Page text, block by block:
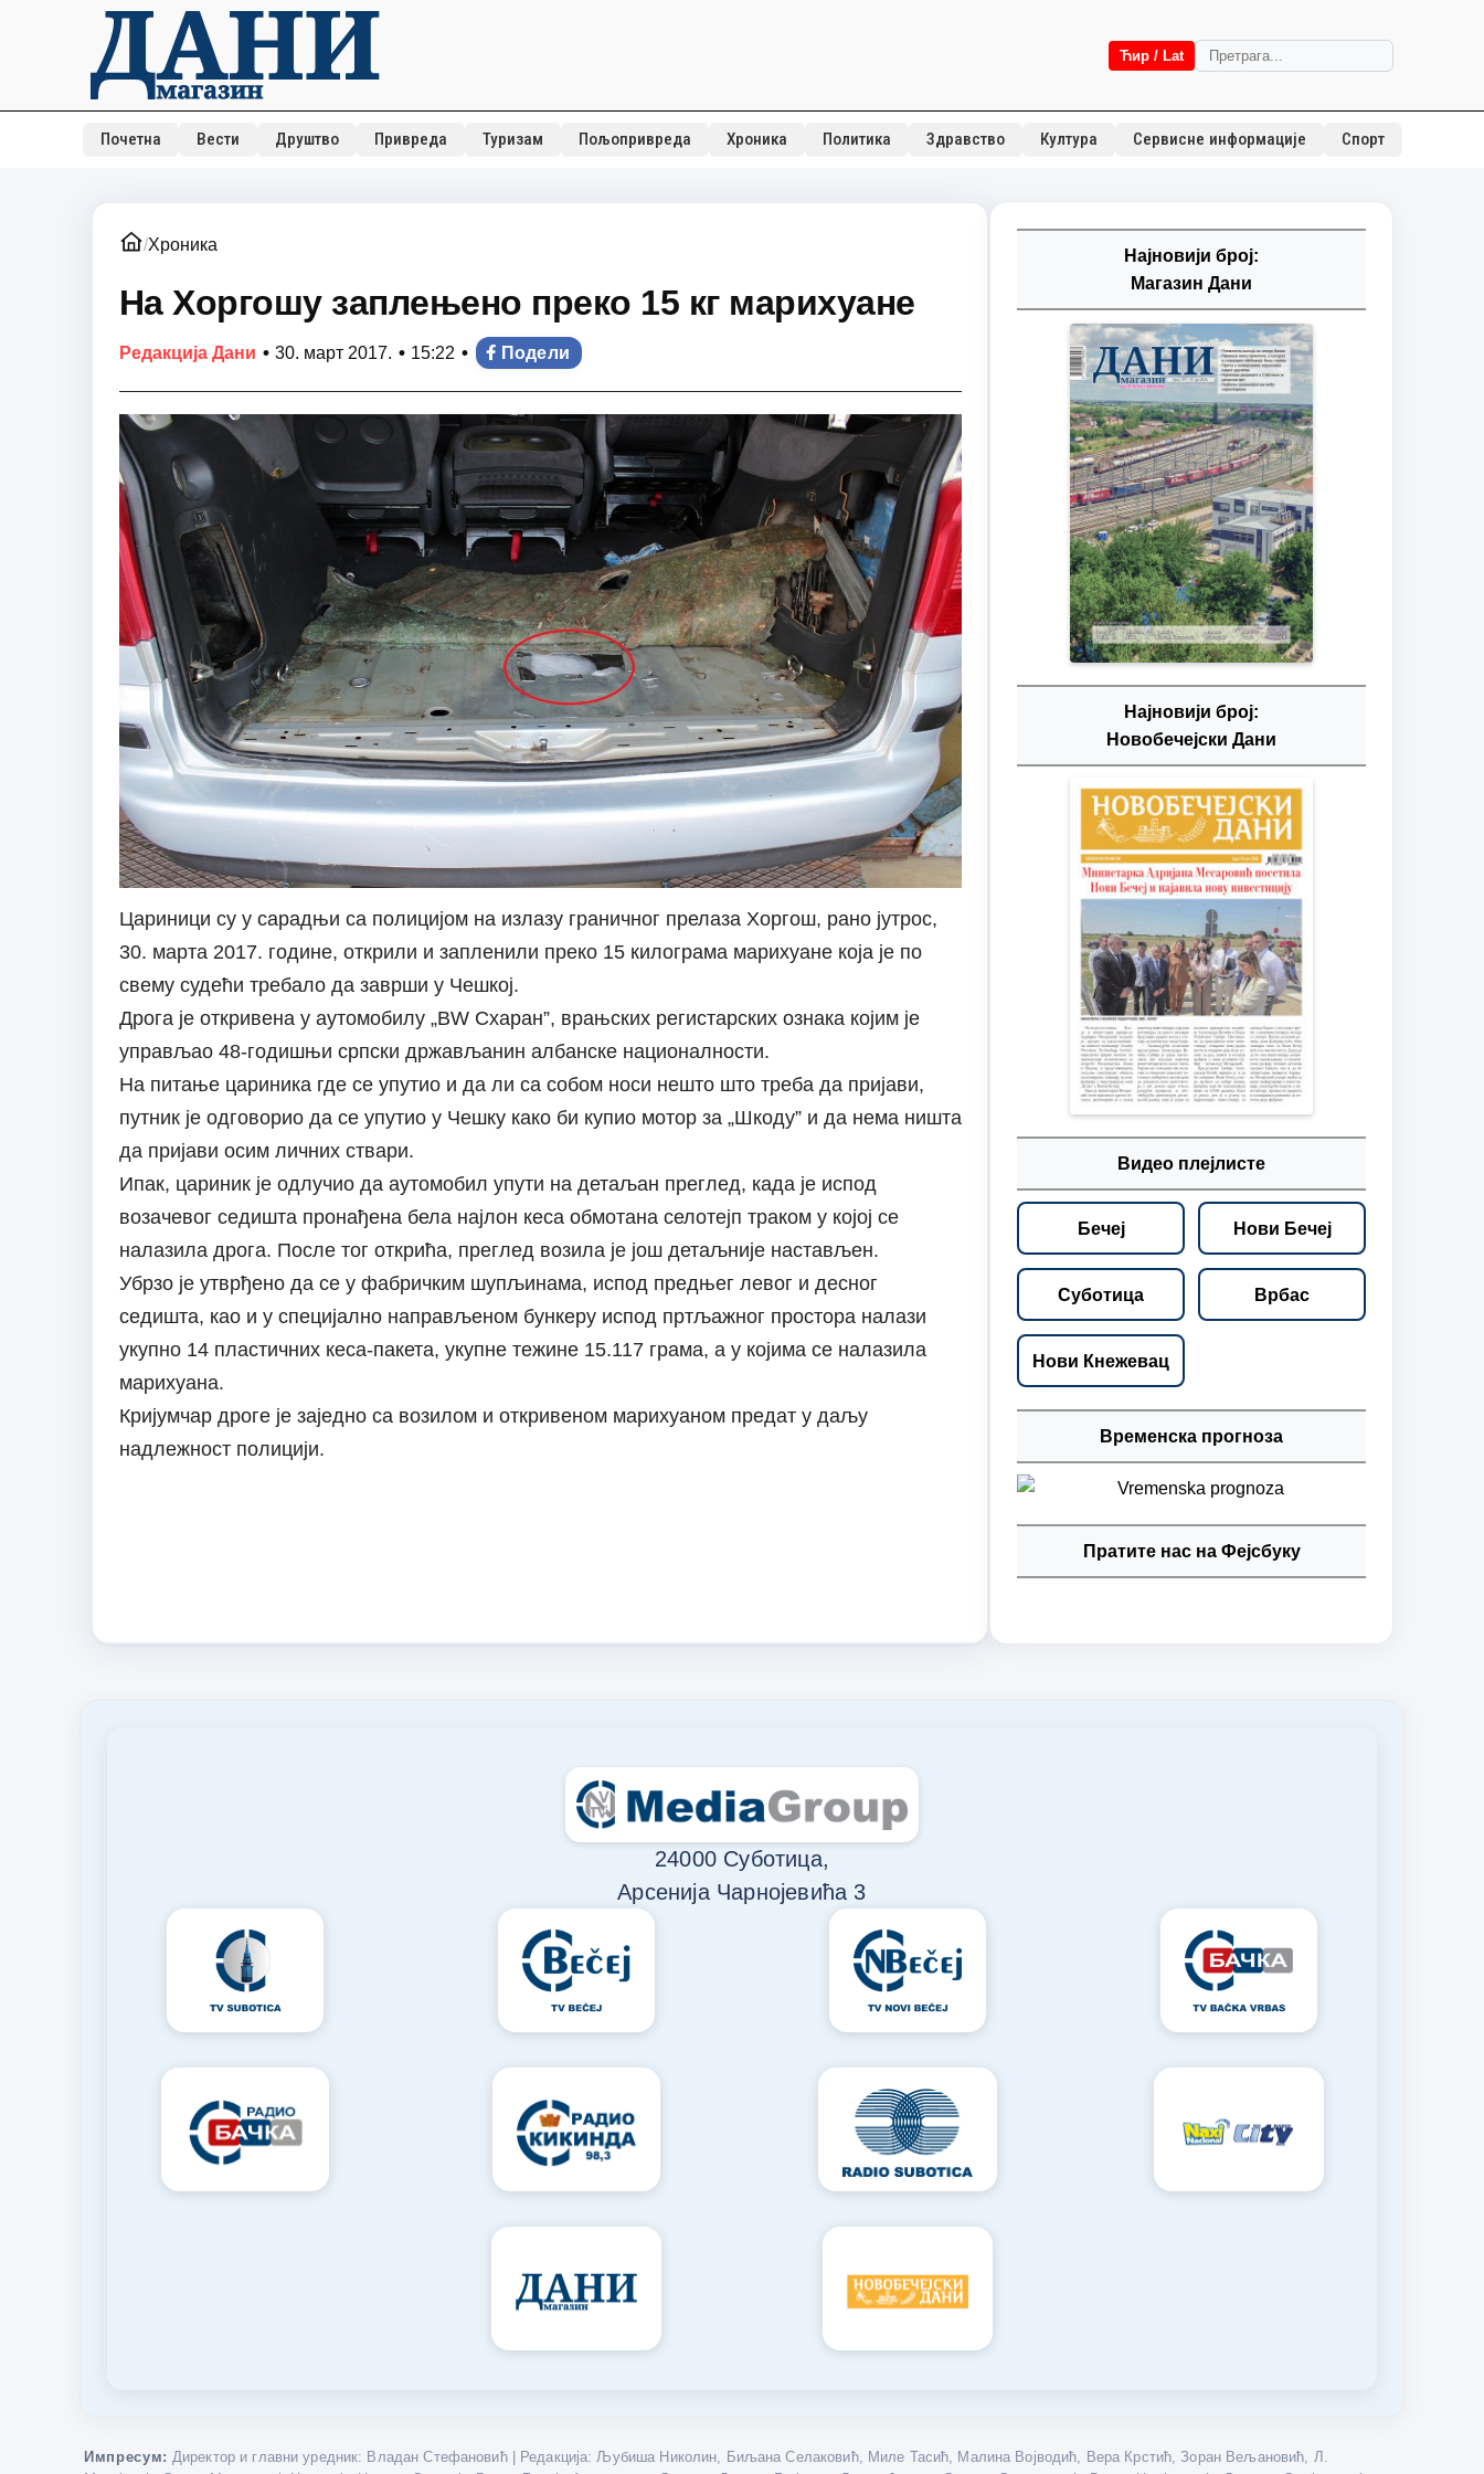
Ћир / Lat
Почетна Вести Друштво Привреда Туризам Пољопривреда Хроника Политика Здравство Култура Сервисне информације Спорт
/Хроника
На Хоргошу заплењено преко 15 кг марихуане
Редакција Дани • 30. март 2017. • 15:22 • Подели
Цариници су у сарадњи са полицијом на излазу граничног прелаза Хоргош, рано јутрос,
30. марта 2017. године, открили и запленили преко 15 килограма марихуане која је по
свему судећи требало да заврши у Чешкој.
Дрога је откривена у аутомобилу „ВW Схаран”, врањских регистарских ознака којим је
управљао 48-годишњи српски држављанин албанске националности.
На питање цариника где се упутио и да ли са собом носи нешто што треба да пријави,
путник је одговорио да се упутио у Чешку како би купио мотор за „Шкоду” и да нема ништа
да пријави осим личних ствари.
Ипак, цариник је одлучио да аутомобил упути на детаљан преглед, када је испод
возачевог седишта пронађена бела најлон кеса обмотана селотејп траком у којој се
налазила дрога. После тог открића, преглед возила је још детаљније настављен.
Убрзо је утврђено да се у фабричким шупљинама, испод предњег левог и десног
седишта, као и у специјално направљеном бункеру испод пртљажног простора налази
укупно 14 пластичних кеса-пакета, укупне тежине 15.117 грама, а у којима се налазила
марихуана.
Кријумчар дроге је заједно са возилом и откривеном марихуаном предат у даљу
надлежност полицији.
Најновији број:
Магазин Дани
Најновији број:
Новобечејски Дани
Видео плејлисте
Бечеј Нови Бечеј
Суботица Врбас
Нови Кнежевац
Временска прогноза
Пратите нас на Фејсбуку
24000 Суботица,
Арсенија Чарнојевића 3
Импресум: Директор и главни уредник: Владан Стефановић | Редакција: Љубиша Николин, Биљана Селаковић, Миле Тасић, Малина Војводић, Вера Крстић, Зоран Вељановић, Л.